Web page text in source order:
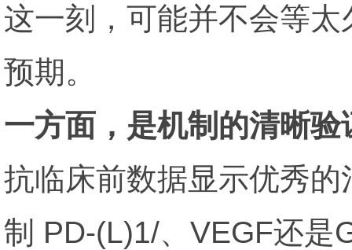
这一刻，可能并不会等
预期。
一方面，是机制的清晰
抗临床前数据显示优秀
制 PD-(L)1/、VEGF还是